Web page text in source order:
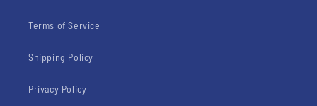
Terms of Service
Shipping Policy
Privacy Policy